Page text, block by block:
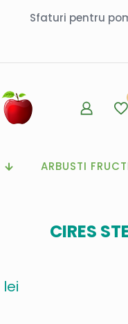
Sfaturi pentru
ARBUSTI
CIRES
lei